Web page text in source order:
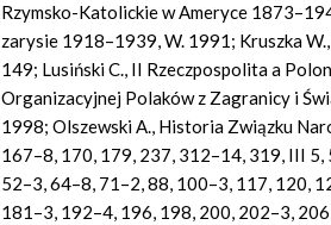
Rzymsko-Katolickie w Ameryce
zarysie 1918–1939, W. 1991; Kruszka
149; Lusiński C., II Rzeczpospolita a
Organizacyjnej Polaków z Zagranicy i
1998; Olszewski A., Historia Związku
167–8, 170, 179, 237, 312–14, 319, III
52–3, 64–8, 71–2, 88, 100–3, 117, 120,
181–3, 192–4, 196, 198, 200, 202–3,